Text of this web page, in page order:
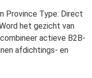
Province Type: Direct
het gezicht van
actieve B2B-
afdichtings- en